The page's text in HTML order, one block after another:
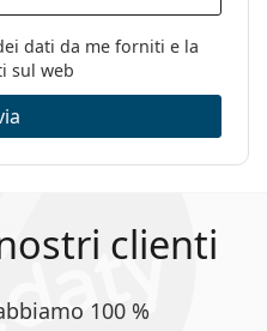
dati da me forniti e la
sul web
clienti
100 %